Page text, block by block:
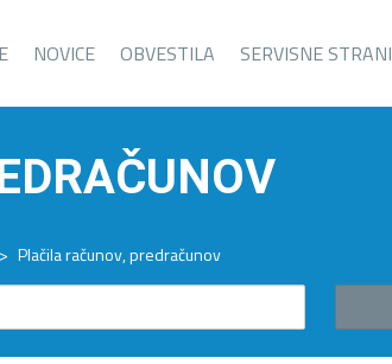
NOVICE OBVESTILA SERVISNE STRANI
> Plačila računov, predračunov